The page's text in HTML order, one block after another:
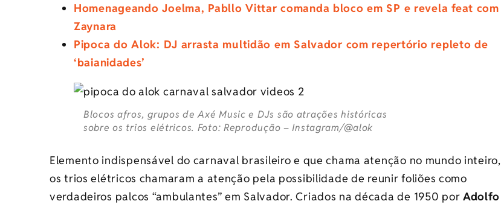
Homenageando Joelma, Pabllo Vittar comanda bloco em SP e revela feat com
Zaynara
Pipoca do Alok: DJ arrasta multidão em Salvador com repertório repleto de
‘baianidades’
Blocos afros, grupos de Axé Music e DJs são atrações históricas
sobre os trios elétricos. Foto: Reprodução – Instagram/@alok
Elemento indispensável do carnaval brasileiro e que chama atenção no mundo inteiro,
os trios elétricos chamaram a atenção pela possibilidade de reunir foliões como
verdadeiros palcos “ambulantes” em Salvador. Criados na década de 1950 por Adolfo